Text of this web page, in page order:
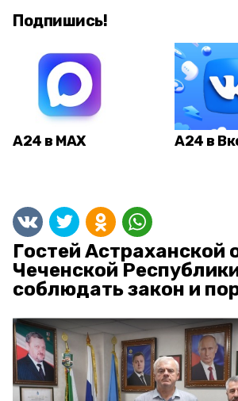
Подпишись!
А24 в MAX А24 в
Гостей Астраханской
Чеченской
соблюдать закон и